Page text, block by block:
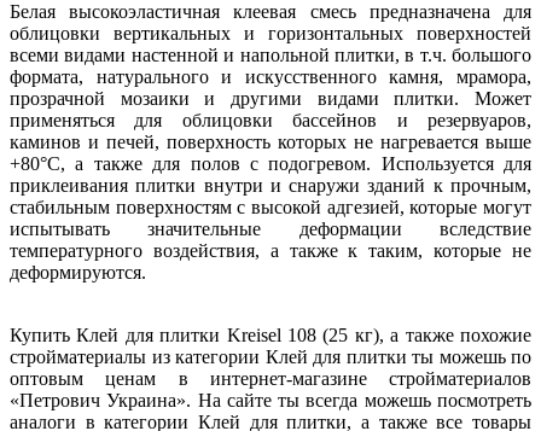
Белая высокоэластичная клеевая смесь предназначена для
облицовки вертикальных и горизонтальных поверхностей
всеми видами настенной и напольной плитки, в т.ч. большого
формата, натурального и искусственного камня, мрамора,
прозрачной мозаики и другими видами плитки. Может
применяться для облицовки бассейнов и резервуаров,
каминов и печей, поверхность которых не нагревается выше
+80°С, а также для полов с подогревом. Используется для
приклеивания плитки внутри и снаружи зданий к прочным,
стабильным поверхностям с высокой адгезией, которые могут
испытывать значительные деформации вследствие
температурного воздействия, а также к таким, которые не
деформируются.
Купить Клей для плитки Kreisel 108 (25 кг), а также похожие
стройматериалы из категории Клей для плитки ты можешь по
оптовым ценам в интернет-магазине стройматериалов
«Петрович Украина». На сайте ты всегда можешь посмотреть
аналоги в категории Клей для плитки, а также все товары